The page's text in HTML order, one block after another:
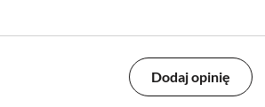
Dodaj opinię